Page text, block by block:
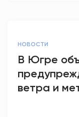
НОВОСТИ
В Югре
ветра и